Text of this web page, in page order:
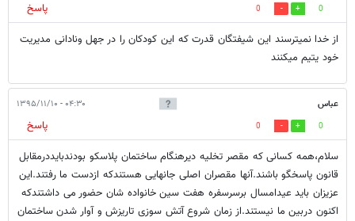
0
0
پاسخ
از خدا نمیترسند این شیفتگان قدرت که این کودکان را در جهل ونادانی مدیریت
خود یتیم میکنند
عباس ۰۴:۳۰ - ۱۳۹۵/۱۱/۱۰
0
0
پاسخ
سلام،همه کسانی که مقصر تخلیه دیرهنگام ساختمان پلاسکو بودندبایددرمقابل
قانون پاسخگو باشند.آنها مقصران اصلی جانهایی هستندکه ازدست ما رفتند.این
عزیزان باید عیدامسال برسرسفره هفت سین خانواده شان حضور می داشتندکه
اکنون دربین ما نیستند.از زمان شروع آتش سوزی تاریزش و آوار شدن ساختمان